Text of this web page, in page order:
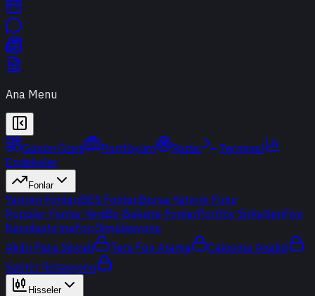
Ana Menu
Günün Özeti Portföyüm Radar
Terminal
Endeksler
Fonlar
Yatırım FonlarıBES FonlarıBorsa Yatırım Fonu
Popüler Fonlar YeniBir Bakışta FonlarPortföy ŞirketleriFon
KarşılaştırmaFon Simülasyonu
Akıllı Para Sinyali
Ters Fon Arama
Çakışma Analizi
Sektör Rotasyonu
Hisseler